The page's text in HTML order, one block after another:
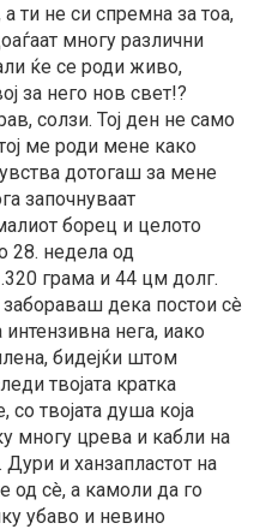
ти не си спремна за тоа,
многу различни
ќе се роди живо,
за него нов свет!?
солзи. Тој ден не само
ме роди мене како
дотогаш за мене
започнуваат
борец и целото
28. недела од
грама и 44 цм долг.
дека постои сè
нега, иако
бидејќи штом
твојата кратка
со твојата душа која
многу црева и кабли на
и ханзапластот на
од сè, а камоли да го
убаво и невино